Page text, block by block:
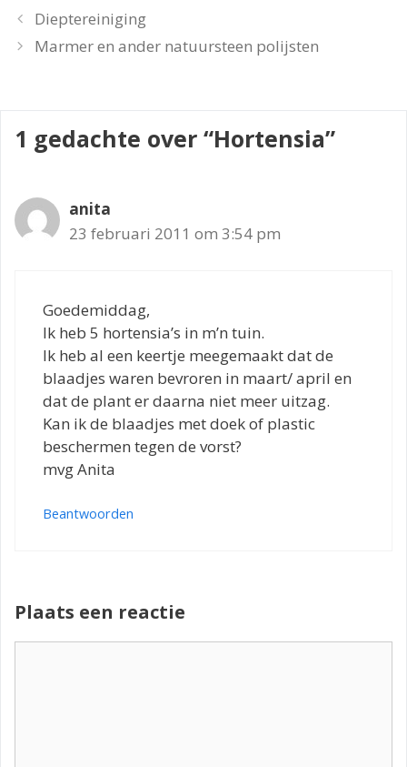
Dieptereiniging
Marmer en ander natuursteen polijsten
1 gedachte over “Hortensia”
anita
23 februari 2011 om 3:54 pm
Goedemiddag,
Ik heb 5 hortensia’s in m’n tuin.
Ik heb al een keertje meegemaakt dat de
blaadjes waren bevroren in maart/ april en
dat de plant er daarna niet meer uitzag.
Kan ik de blaadjes met doek of plastic
beschermen tegen de vorst?
mvg Anita
Beantwoorden
Plaats een reactie